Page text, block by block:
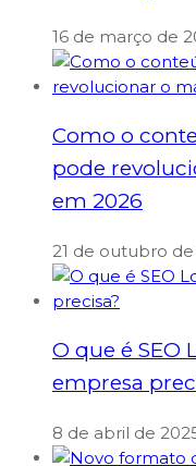
16 de março de
Como o
pode
em 2026
21 de outubro de
O que é SEO
empresa
8 de abril de